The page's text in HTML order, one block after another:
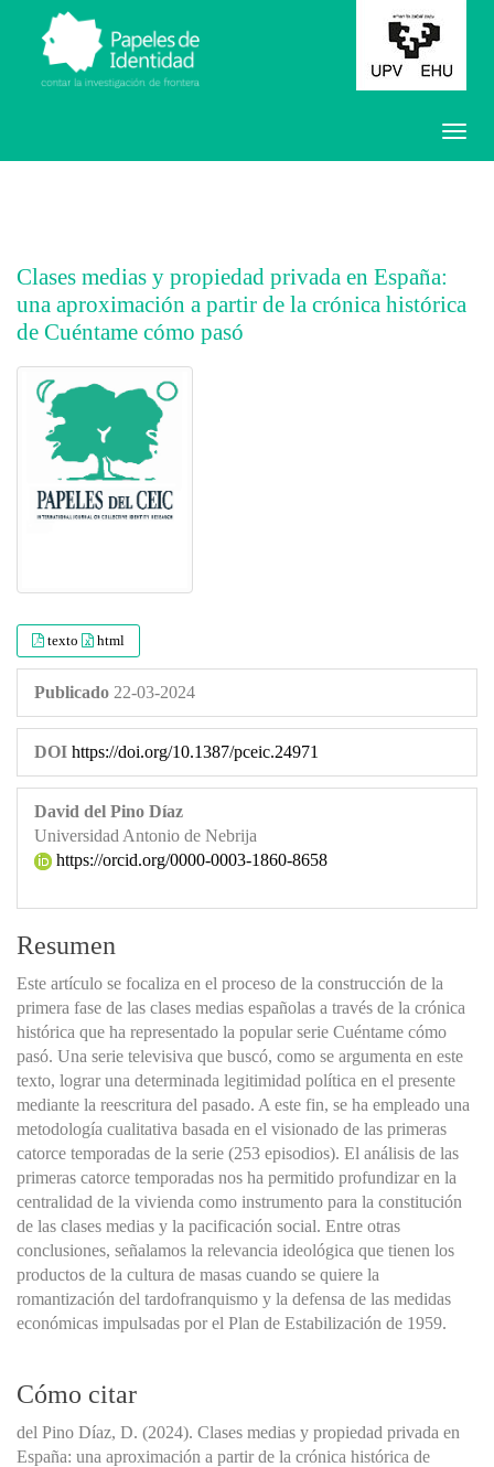
Clases medias y propiedad privada en España:
una aproximación a partir de la crónica histórica
de Cuéntame cómo pasó
##plugins.themes.bootstrap3.article.main##
texto html
Publicado 22-03-2024
DOI https://doi.org/10.1387/pceic.24971
David del Pino Díaz
Universidad Antonio de Nebrija
https://orcid.org/0000-0003-1860-8658
Resumen
Este artículo se focaliza en el proceso de la construcción de la
primera fase de las clases medias españolas a través de la crónica
histórica que ha representado la popular serie Cuéntame cómo
pasó. Una serie televisiva que buscó, como se argumenta en este
texto, lograr una determinada legitimidad política en el presente
mediante la reescritura del pasado. A este fin, se ha empleado una
metodología cualitativa basada en el visionado de las primeras
catorce temporadas de la serie (253 episodios). El análisis de las
primeras catorce temporadas nos ha permitido profundizar en la
centralidad de la vivienda como instrumento para la constitución
de las clases medias y la pacificación social. Entre otras
conclusiones, señalamos la relevancia ideológica que tienen los
productos de la cultura de masas cuando se quiere la
romantización del tardofranquismo y la defensa de las medidas
económicas impulsadas por el Plan de Estabilización de 1959.
Cómo citar
del Pino Díaz, D. (2024). Clases medias y propiedad privada en
España: una aproximación a partir de la crónica histórica de